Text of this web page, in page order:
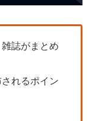
誌がまとめ
れるポイン